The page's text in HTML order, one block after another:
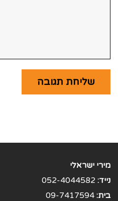
מירי ישראלי
נייד: 052-4044582
בית: 09-7417594